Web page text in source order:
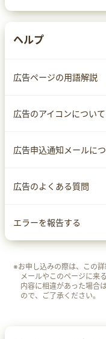
ヘルプ
広告ページの用語解説
広告のアイコンについて
広告申込通知メールに
広告のよくある質問
エラーを報告する
※お申し込みの際は、この詳
メールやこのページに来
内容に相違があった場合
ので、ご了承ください。